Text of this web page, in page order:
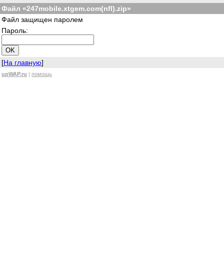
Файл «247mobile.xtgem.com(nfl).zip»
Файл защищен паролем
Пароль:
[На главную]
upWAP.ru | помощь